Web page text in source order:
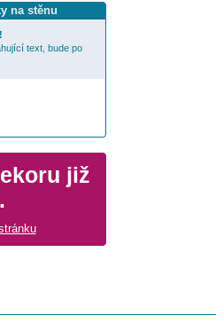
na stěnu
text, bude po
již